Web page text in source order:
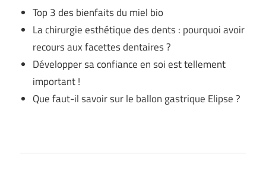
Top 3 des bienfaits du miel bio
La chirurgie esthétique des dents : pourquoi avoir
recours aux facettes dentaires ?
Développer sa confiance en soi est tellement
important !
Que faut-il savoir sur le ballon gastrique Elipse ?